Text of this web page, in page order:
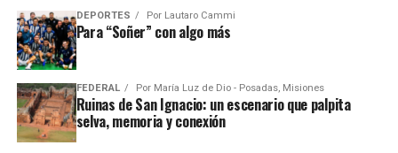
DEPORTES Por Lautaro Cammi
Para “Soñer” con algo más
FEDERAL Por María Luz de Dio - Posadas, Misiones
Ruinas de San Ignacio: un escenario que palpita
selva, memoria y conexión